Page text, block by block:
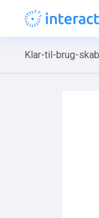
Klar-til-brug-